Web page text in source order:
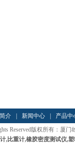
介 新闻中心
产品中
Reserved版权所有：厦
,比重计,橡胶密度测试仪,塑